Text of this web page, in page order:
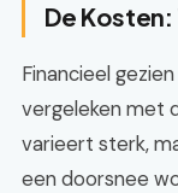
De
Financieel
vergeleken met
varieert sterk,
een doorsnee